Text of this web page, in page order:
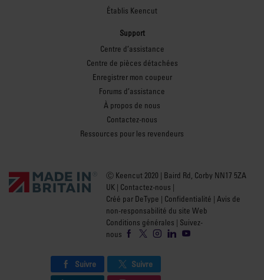
Établis Keencut
Support
Centre d’assistance
Centre de pièces détachées
Enregistrer mon coupeur
Forums d’assistance
À propos de nous
Contactez-nous
Ressources pour les revendeurs
Ⓒ Keencut 2020 | Baird Rd, Corby NN17 5ZA
UK | Contactez-nous |
Créé par DeType | Confidentialité | Avis de
non-responsabilité du site Web
Conditions générales | Suivez-
nous
Suivre
Suivre